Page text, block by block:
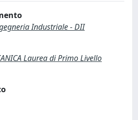
Industriale - DII
Laurea di Primo Livello